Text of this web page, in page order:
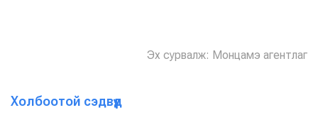
Эх сурвалж: Монцамэ агентлаг
Холбоотой сэдвүүд